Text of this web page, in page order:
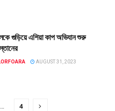
গুড়িয়ে এশিয়া কাপ অভিযান শুরু
AUGUST 31, 2023
… 4